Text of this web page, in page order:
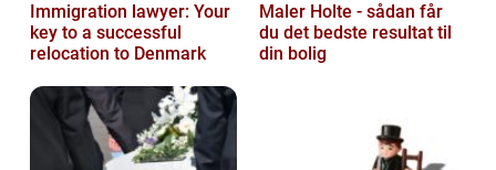
Immigration lawyer: Your
key to a successful
relocation to Denmark
Maler Holte - sådan får
du det bedste resultat til
din bolig